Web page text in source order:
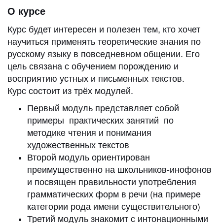
О курсе
Курс будет интересен и полезен тем, кто хочет
научиться применять теоретические знания по
русскому языку в повседневном общении. Его
цель связана с обучением порождению и
восприятию устных и письменных текстов.
Курс состоит из трёх модулей.
Первый модуль представляет собой
примеры практических занятий по
методике чтения и понимания
художественных текстов
Второй модуль ориентирован
преимущественно на школьников-инофонов
и посвящен правильности употребления
грамматических форм в речи (на примере
категории рода имени существительного)
Третий модуль знакомит с интонационными